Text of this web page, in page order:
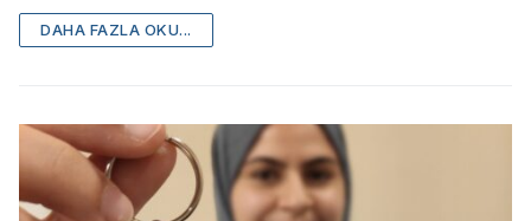
DAHA FAZLA OKU...